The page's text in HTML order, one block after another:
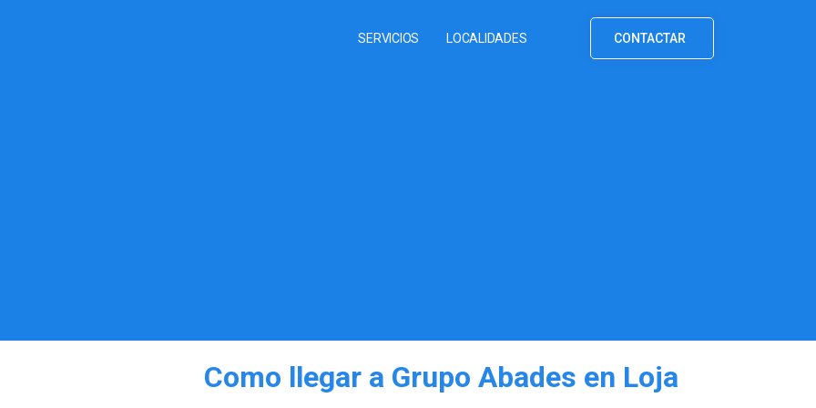
SERVICIOS LOCALIDADES CONTACTAR
Como llegar a Grupo Abades en Loja